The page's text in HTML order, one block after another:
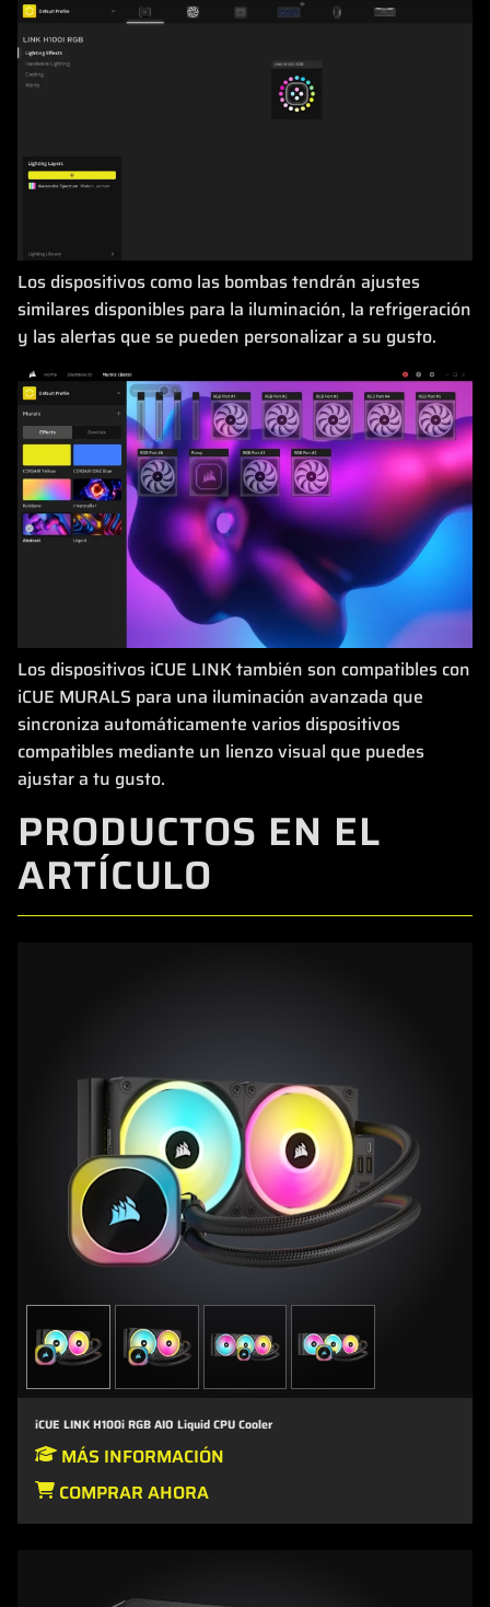
Los dispositivos como las bombas tendrán ajustes
similares disponibles para la iluminación, la refrigeración
y las alertas que se pueden personalizar a su gusto.
Los dispositivos iCUE LINK también son compatibles con
iCUE MURALS para una iluminación avanzada que
sincroniza automáticamente varios dispositivos
compatibles mediante un lienzo visual que puedes
ajustar a tu gusto.
PRODUCTOS EN EL
ARTÍCULO
iCUE LINK H100i RGB AIO Liquid CPU Cooler
MÁS INFORMACIÓN
COMPRAR AHORA